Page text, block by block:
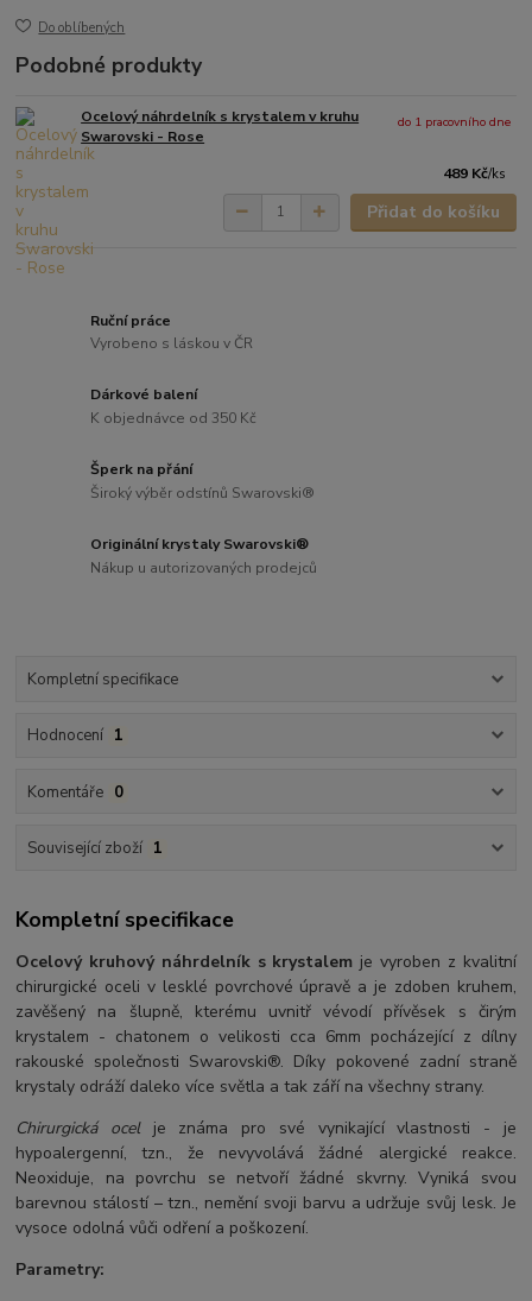
Do oblíbených
Podobné produkty
Ocelový náhrdelník s krystalem v kruhu
Swarovski - Rose
489 Kč/ks
do 1 pracovního dne
Přidat do košíku
Ruční práce
Vyrobeno s láskou v ČR
Dárkové balení
K objednávce od 350 Kč
Šperk na přání
Široký výběr odstínů Swarovski®
Originální krystaly Swarovski®
Nákup u autorizovaných prodejců
Kompletní specifikace
Hodnocení 1
Komentáře 0
Související zboží 1
Kompletní specifikace
Ocelový kruhový náhrdelník s krystalem je vyroben z kvalitní
chirurgické oceli v lesklé povrchové úpravě a je zdoben kruhem,
zavěšený na šlupně, kterému uvnitř vévodí přívěsek s čirým
krystalem - chatonem o velikosti cca 6mm pocházející z dílny
rakouské společnosti Swarovski®. Díky pokovené zadní straně
krystaly odráží daleko více světla a tak září na všechny strany.
Chirurgická ocelje známa pro své vynikající vlastnosti - je
hypoalergenní, tzn., že nevyvolává žádné alergické reakce.
Neoxiduje, na povrchu se netvoří žádné skvrny. Vyniká svou
barevnou stálostí – tzn., nemění svoji barvu a udržuje svůj lesk. Je
vysoce odolná vůči odření a poškození.
Parametry: